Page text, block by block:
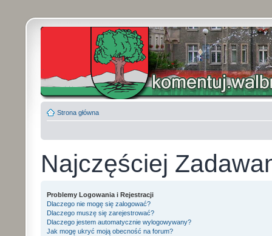
Strona główna
Najczęściej
Problemy Logowania i Rejestracji
Dlaczego nie mogę się zalogować?
Dlaczego muszę się zarejestrować?
Dlaczego jestem automatycznie wylogowywany?
Jak mogę ukryć moją obecność na forum?